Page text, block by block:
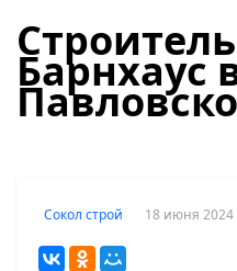
Барнхаус
Сокол строй 18 июня 2024